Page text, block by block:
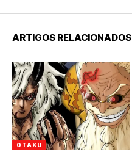
ARTIGOS RELACIONADOS
OTAKU